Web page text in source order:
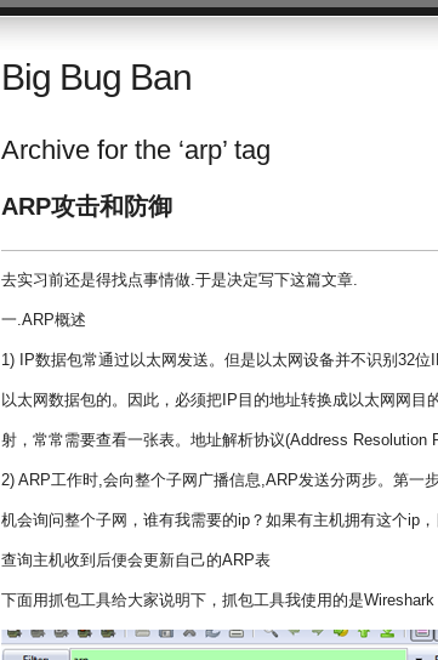
Big Bug Ban
Archive for the ‘arp’ tag
ARP攻击和防御
去实习前还是得找点事情做.于是决定写下这篇文章.
一.ARP概述
1) IP数据包常通过以太网发送。但是以太网设备并不识别32
以太网数据包的。因此，必须把IP目的地址转换成以太网网
射，常常需要查看一张表。地址解析协议(Address Resolution
2) ARP工作时,会向整个子网广播信息,ARP发送分两步。第一
机会询问整个子网，谁有我需要的ip？如果有主机拥有这个ip
查询主机收到后便会更新自己的ARP表
下面用抓包工具给大家说明下，抓包工具我使用的是